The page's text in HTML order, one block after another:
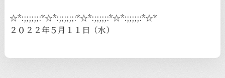
☆*:;;;;;;:*☆*:;;;;;;:*☆*:;;;;;:*☆*:;;;;;:*☆*
２０２２年５月１１日（水）